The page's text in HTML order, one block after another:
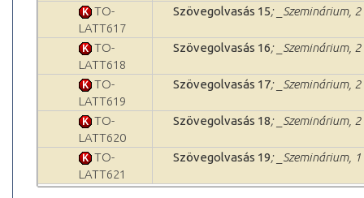
TO-
LATT617
Szövegolvasás 15; _Szeminárium,
TO-
LATT618
Szövegolvasás 16; _Szeminárium,
TO-
LATT619
Szövegolvasás 17; _Szeminárium,
TO-
LATT620
Szövegolvasás 18; _Szeminárium,
TO-
LATT621
Szövegolvasás 19; _Szeminárium,